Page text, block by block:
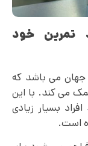
تمرین خود
می باشد که
می‌ کند. با این
بسیار زیادی
است.